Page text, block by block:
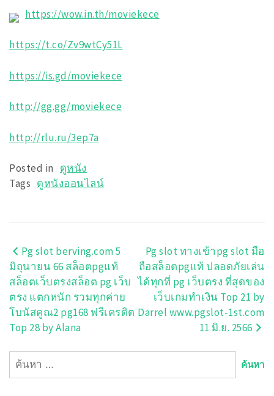
https://wow.in.th/moviekece
https://t.co/Zv9wtCy51L
https://is.gd/moviekece
http://gg.gg/moviekece
http://rlu.ru/3ep7a
Posted in ดูหนัง
Tags ดูหนังออนไลน์
แนะแนว
เรื่อง
Pg slot berving.com 5
มิถุนายน 66 สล็อตpgแท้
สล็อตเว็บตรงสล็อต pg เว็บ
ตรง แตกหนัก รวมทุกค่าย
โบนัสคูณ2 pg168 ฟรีเครดิต
Top 28 by Alana
Pg slot ทางเข้าpg slot มือ
ถือสล็อตpgแท้ ปลอดภัยเล่น
ได้ทุกที่ pg เว็บตรง ที่สุดของ
เว็บเกมทำเงิน Top 21 by
Darrel www.pgslot-1st.com
11 มิ.ย. 2566
ค้นหา